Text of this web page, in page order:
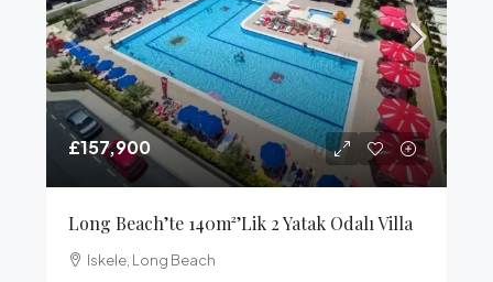
£157,900
Long Beach’te 140m²’lik 2 Yatak Odalı Villa
Iskele, Long Beach